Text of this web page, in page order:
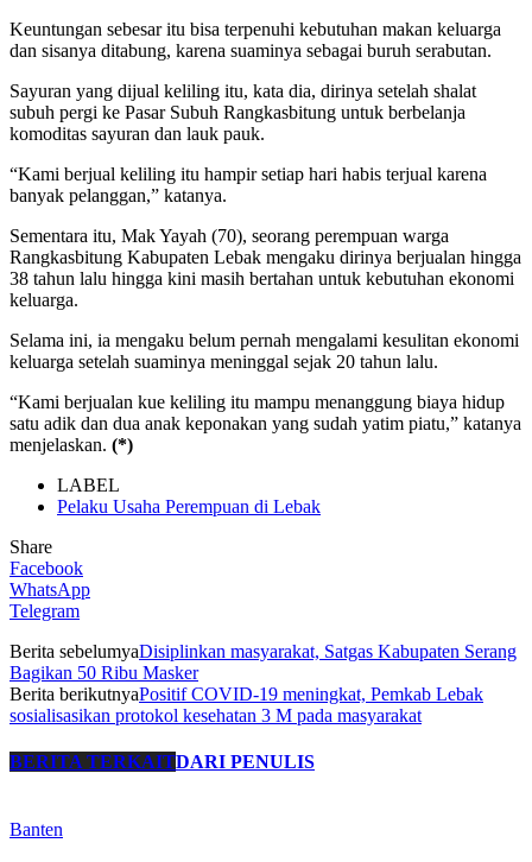
Keuntungan sebesar itu bisa terpenuhi kebutuhan makan keluarga
dan sisanya ditabung, karena suaminya sebagai buruh serabutan.
Sayuran yang dijual keliling itu, kata dia, dirinya setelah shalat
subuh pergi ke Pasar Subuh Rangkasbitung untuk berbelanja
komoditas sayuran dan lauk pauk.
“Kami berjual keliling itu hampir setiap hari habis terjual karena
banyak pelanggan,” katanya.
Sementara itu, Mak Yayah (70), seorang perempuan warga
Rangkasbitung Kabupaten Lebak mengaku dirinya berjualan hingga
38 tahun lalu hingga kini masih bertahan untuk kebutuhan ekonomi
keluarga.
Selama ini, ia mengaku belum pernah mengalami kesulitan ekonomi
keluarga setelah suaminya meninggal sejak 20 tahun lalu.
“Kami berjualan kue keliling itu mampu menanggung biaya hidup
satu adik dan dua anak keponakan yang sudah yatim piatu,” katanya
menjelaskan. (*)
LABEL
Pelaku Usaha Perempuan di Lebak
Share
Facebook
WhatsApp
Telegram
Berita sebelumyaDisiplinkan masyarakat, Satgas Kabupaten Serang
Bagikan 50 Ribu Masker
Berita berikutnyaPositif COVID-19 meningkat, Pemkab Lebak
sosialisasikan protokol kesehatan 3 M pada masyarakat
BERITA TERKAITDARI PENULIS
Banten